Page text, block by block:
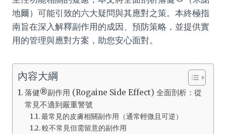
地爾）可能引致的六大疑問與其應對之策。本終極指
南旨在深入解釋副作用的成因、預防策略，並提供實
用的管理與應對方案，助您安心面對。
內容大綱
落健®副作用 (Rogaine Side Effect) 全面剖析：從
常見不適到嚴重警號
最常見的皮膚相關副作用（通常輕微且可逆）
較不常見但需留意的副作用